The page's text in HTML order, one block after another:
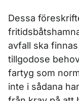
Dessa
avfall ska
tillgodose
fartyg som
inte i sådana